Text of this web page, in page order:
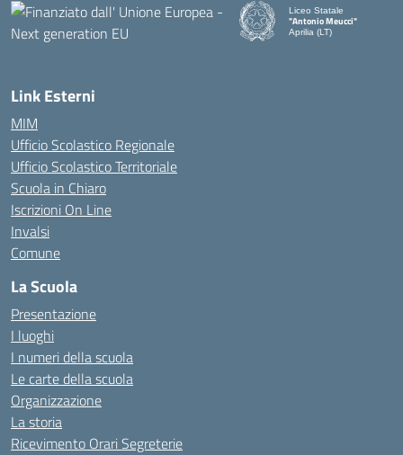
Liceo Statale
"Antonio Meucci"
Aprilia (LT)
Link Esterni
MIM
Ufficio Scolastico Regionale
Ufficio Scolastico Territoriale
Scuola in Chiaro
Iscrizioni On Line
Invalsi
Comune
La Scuola
Presentazione
I luoghi
I numeri della scuola
Le carte della scuola
Organizzazione
La storia
Ricevimento Orari Segreterie